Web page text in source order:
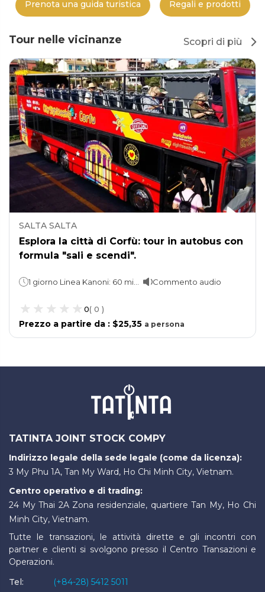
Prenota una guida turistica Regali e prodotti
Tour nelle vicinanze Scopri di più
SALTA SALTA
Esplora la città di Corfù: tour in autobus con
formula "sali e scendi".
1 giorno Linea Kanoni: 60 minuti Linea Achilleion: 90 minuti Commento audio
0( 0 )
Prezzo a partire da : $25,35 a persona
TATINTA JOINT STOCK COMPY
Indirizzo legale della sede legale (come da licenza):
3 My Phu 1A, Tan My Ward, Ho Chi Minh City, Vietnam.
Centro operativo e di trading:
24 My Thai 2A Zona residenziale, quartiere Tan My, Ho Chi
Minh City, Vietnam.
Tutte le transazioni, le attività dirette e gli incontri con
partner e clienti si svolgono presso il Centro Transazioni e
Operazioni.
Tel:
(+84-28) 5412 5011